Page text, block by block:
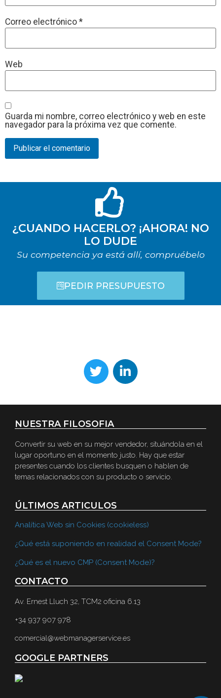
Correo electrónico *
Web
Guarda mi nombre, correo electrónico y web en este
navegador para la próxima vez que comente.
¿CUANDO HACERLO? ¡AHORA! NO
LO DUDE
Su competencia ya está allí, compruébelo
PEDIR PRESUPUESTO
NUESTRA FILOSOFIA
Convertir su web en su mejor vendedor, situándola en el
lugar oportuno en el momento justo. Hay que estar
presentes cuando los clientes busquen o hablen de
temas relacionados con su producto o servicio.
ÚLTIMOS ARTICULOS
Analítica Web sin Cookies (cookieless)
¿Qué está suponiendo en realidad el Consent Mode?
¿Qué es el nuevo CMP (Consent Mode)?
CONTACTO
Av. Ernest Lluch 32, TCM2 oficina 6.13
+34 937 907 978
comercial@webmanagerservice.es
GOOGLE PARTNERS